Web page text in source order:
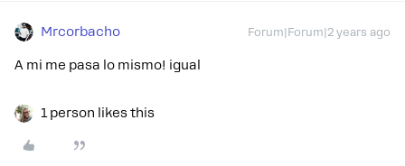
Mrcorbacho Forum|Forum|2 years ago
A mi me pasa lo mismo! igual
1 person likes this